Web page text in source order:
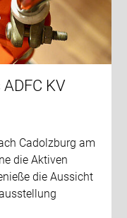
KV
Cadolzburg am
die Aktiven
die Aussicht